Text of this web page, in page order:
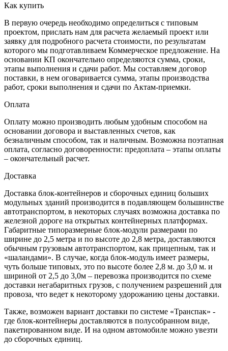
Как купить
В первую очередь необходимо определиться с типовым
проектом, прислать нам для расчета желаемый проект или
заявку для подробного расчета стоимости, по результатам
которого мы подготавливаем Коммерческое предложение. На
основании КП окончательно определяются сумма, сроки,
этапы выполнения и сдачи работ. Мы составляем договор
поставки, в нем оговаривается сумма, этапы производства
работ, сроки выполнения и сдачи по Актам-приемки.
Оплата
Оплату можно производить любым удобным способом на
основании договора и выставленных счетов, как
безналичным способом, так и наличным. Возможна поэтапная
оплата, согласно договоренности: предоплата – этапы оплаты
– окончательный расчет.
Доставка
Доставка блок-контейнеров и сборочных единиц больших
модульных зданий производится в подавляющем большинстве
автотранспортом, в некоторых случаях возможна доставка по
железной дороге на открытых контейнерных платформах.
Габаритные типоразмерные блок-модули размерами по
ширине до 2,5 метра и по высоте до 2,8 метра, доставляются
обычным грузовым автотранспортом, как прицепным, так и
«шаландами». В случае, когда блок-модуль имеет размеры,
чуть больше типовых, это по высоте более 2,8 м. до 3,0 м. и
шириной от 2,5 до 3,0м – перевозка производится по схеме
доставки негабаритных грузов, с получением разрешений для
провоза, что ведет к некоторому удорожанию цены доставки.
Также, возможен вариант доставки по системе «Транспак» -
где блок-контейнеры доставляются в полусобранном виде,
пакетированном виде. И на одном автомобиле можно увезти
до сборочных единиц.